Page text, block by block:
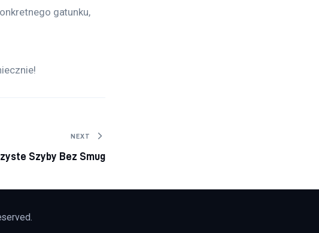
gatunku,
NEXT
Szyby Bez Smug